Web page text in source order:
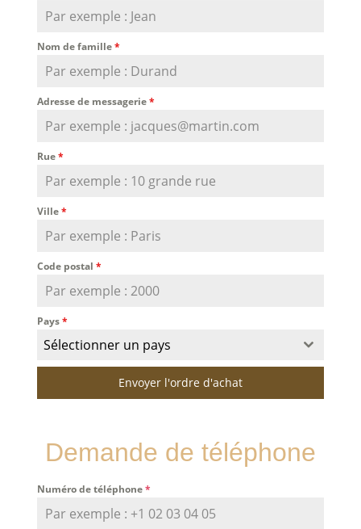
Nom de famille*
Adresse de messagerie*
Rue*
Ville*
Code postal *
Pays*
Sélectionner un pays
Envoyer l'ordre d'achat
Demande de téléphone
Numéro de téléphone*